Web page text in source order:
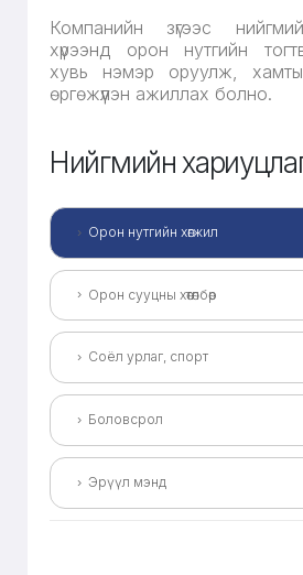
Компанийн зүгээс
хүрээнд орон нутгийн
хувь нэмэр оруулж,
өргөжүүлэн ажиллах болно.
Нийгмийн
Орон нутгийн хөгжил
Орон сууцны хөтөлбөр
Соёл урлаг, спорт
Боловсрол
Эрүүл мэнд